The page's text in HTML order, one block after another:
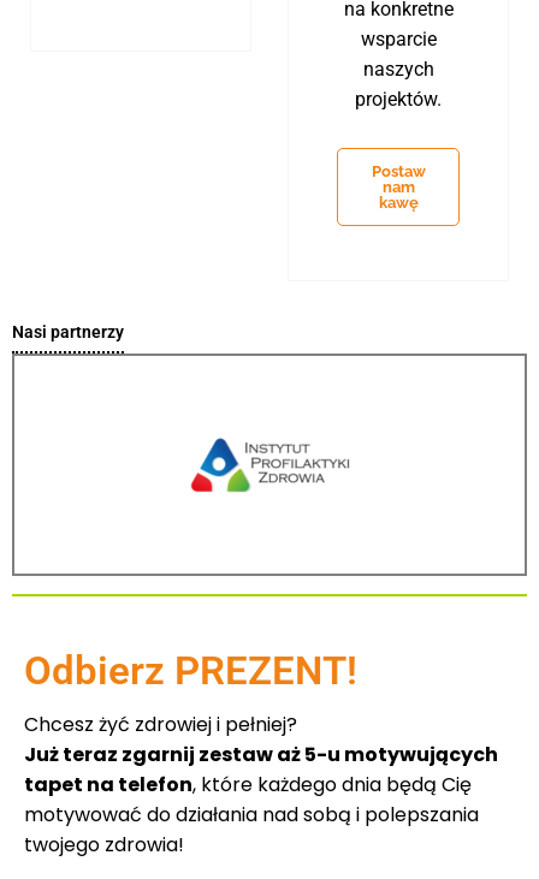
na konkretne
wsparcie
naszych
projektów.
Postaw
nam
kawę
Nasi partnerzy
Odbierz PREZENT!
Chcesz żyć zdrowiej i pełniej?
Już teraz zgarnij zestaw aż 5-u motywujących
tapet na telefon, które każdego dnia będą Cię
motywować do działania nad sobą i polepszania
twojego zdrowia!